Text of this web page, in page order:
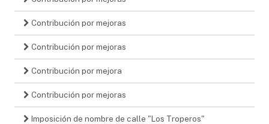
Contribución por mejoras
Contribución por mejoras
Contribución por mejora
Contribución por mejoras
Imposición de nombre de calle "Los Troperos"